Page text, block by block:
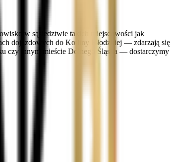
w sąsiedztwie takich miejscowości jak
dojazdowych do Kotliny Kłodzkiej — zdarzają się
czy innym mieście Dolnego Śląska — dostarczymy